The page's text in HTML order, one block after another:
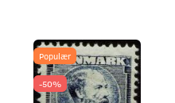
Populær
-50%